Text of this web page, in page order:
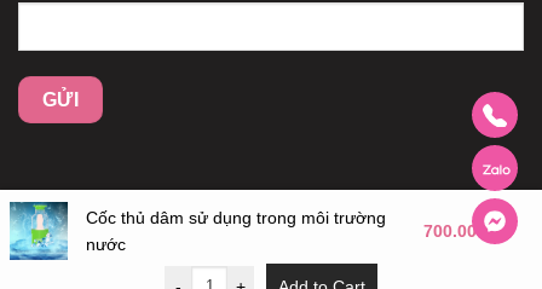
Cốc thủ dâm sử dụng trong môi trường
nước
700.000₫